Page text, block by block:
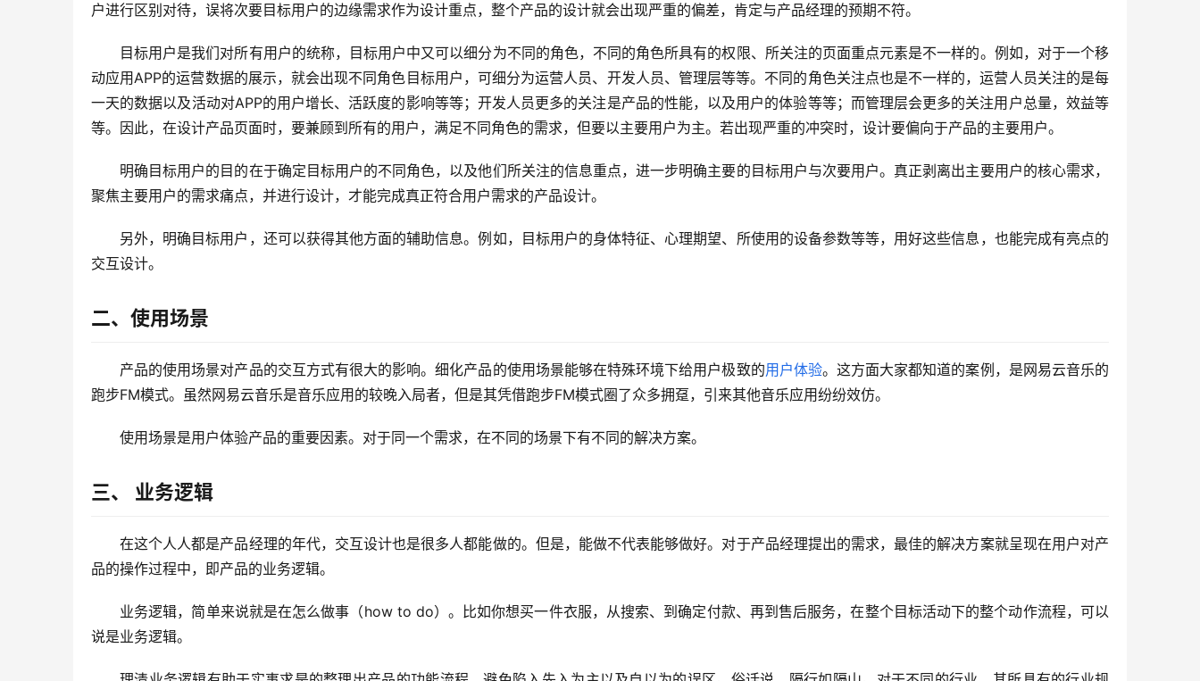
户进行区别对待，误将次要目标用户的边缘需求作为设计重点，整个产品的设计就会出现严重的偏差，肯定与产品经理的预期不符。
目标用户是我们对所有用户的统称，目标用户中又可以细分为不同的角色，不同的角色所具有的权限、所关注的页面重点元素是不一样的。例如，对于一个移
动应用APP的运营数据的展示，就会出现不同角色目标用户，可细分为运营人员、开发人员、管理层等等。不同的角色关注点也是不一样的，运营人员关注的是每
一天的数据以及活动对APP的用户增长、活跃度的影响等等；开发人员更多的关注是产品的性能，以及用户的体验等等；而管理层会更多的关注用户总量，效益等
等。因此，在设计产品页面时，要兼顾到所有的用户，满足不同角色的需求，但要以主要用户为主。若出现严重的冲突时，设计要偏向于产品的主要用户。
明确目标用户的目的在于确定目标用户的不同角色，以及他们所关注的信息重点，进一步明确主要的目标用户与次要用户。真正剥离出主要用户的核心需求，
聚焦主要用户的需求痛点，并进行设计，才能完成真正符合用户需求的产品设计。
另外，明确目标用户，还可以获得其他方面的辅助信息。例如，目标用户的身体特征、心理期望、所使用的设备参数等等，用好这些信息，也能完成有亮点的
交互设计。
二、使用场景
产品的使用场景对产品的交互方式有很大的影响。细化产品的使用场景能够在特殊环境下给用户极致的用户体验。这方面大家都知道的案例，是网易云音乐的
跑步FM模式。虽然网易云音乐是音乐应用的较晚入局者，但是其凭借跑步FM模式圈了众多拥趸，引来其他音乐应用纷纷效仿。
使用场景是用户体验产品的重要因素。对于同一个需求，在不同的场景下有不同的解决方案。
三、 业务逻辑
在这个人人都是产品经理的年代，交互设计也是很多人都能做的。但是，能做不代表能够做好。对于产品经理提出的需求，最佳的解决方案就呈现在用户对产
品的操作过程中，即产品的业务逻辑。
业务逻辑，简单来说就是在怎么做事（how to do）。比如你想买一件衣服，从搜索、到确定付款、再到售后服务，在整个目标活动下的整个动作流程，可以
说是业务逻辑。